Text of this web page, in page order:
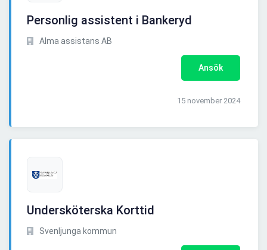
Personlig assistent i Bankeryd
Alma assistans AB
Ansök
15 november 2024
Undersköterska Korttid
Svenljunga kommun